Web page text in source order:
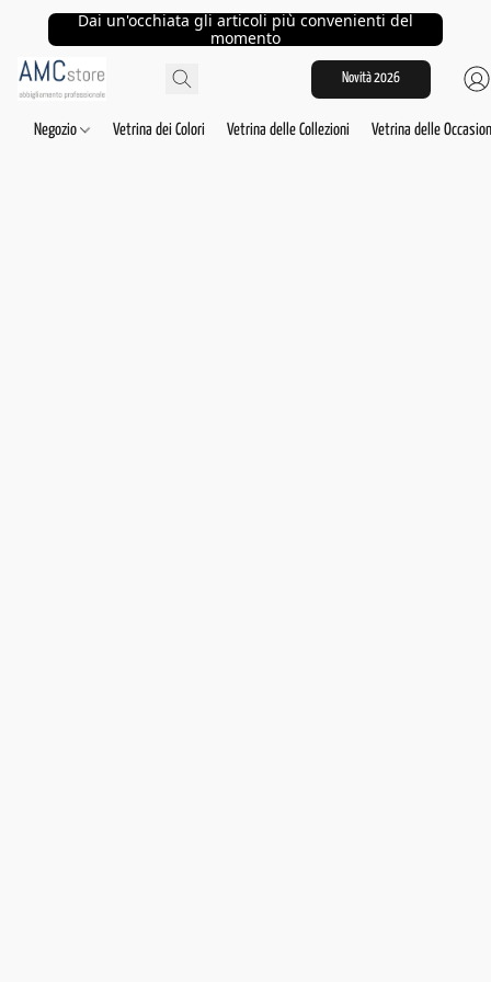
Dai un'occhiata gli articoli più convenienti del
momento
Novità 2026
Negozio Vetrina dei Colori Vetrina delle Collezioni Vetrina delle